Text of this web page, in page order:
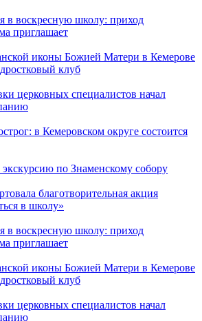
в воскресную школу: приход
приглашает
иконы Божией Матери в Кемерове
клуб
церковных специалистов начал
в Кемеровском округе состоится
по Знаменскому собору
благотворительная акция
в школу»
в воскресную школу: приход
приглашает
иконы Божией Матери в Кемерове
клуб
церковных специалистов начал